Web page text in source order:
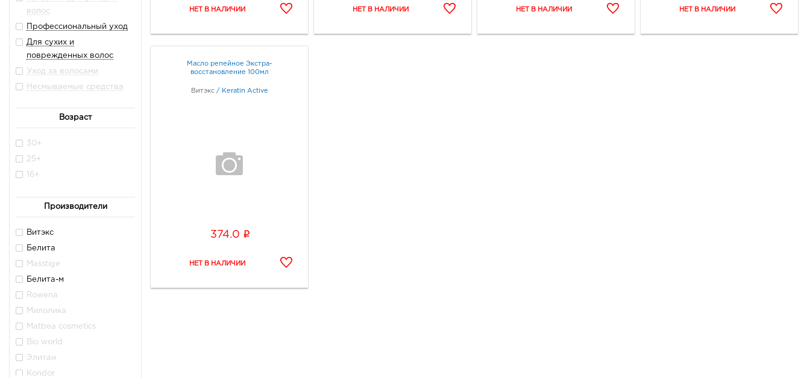
Крем
Праймер
Лак для волос
Воск
Специальное средство
Пенка
Паста
Дезодорант
Резинка для волос
Набор средств
Флюид
волос
Профессиональный уход
Для сухих и
поврежденных волос
Уход за волосами
Несмываемые средства
Для жирных волос
Для окрашенных волос
Против перхоти
Оттеночные бальзамы
Средства для окраски
Возраст
30+
25+
16+
Производители
Витэкс
Белита
Masstige
Белита-м
Rowena
Милолика
Matbea cosmetics
Bio world
Элитан
Kondor
Масло репейное Экстра-
восстановление 100мл
Витэкс / Keratin Active
374.0 i